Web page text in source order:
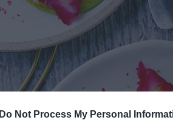
Do Not Process My Personal